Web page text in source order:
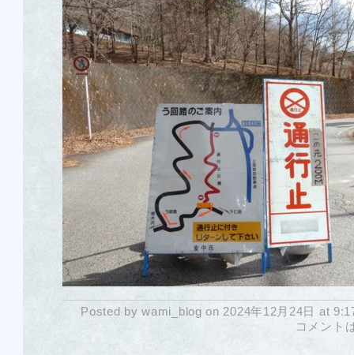
Posted by wami_blog on 2024年12月24日 at
コメント